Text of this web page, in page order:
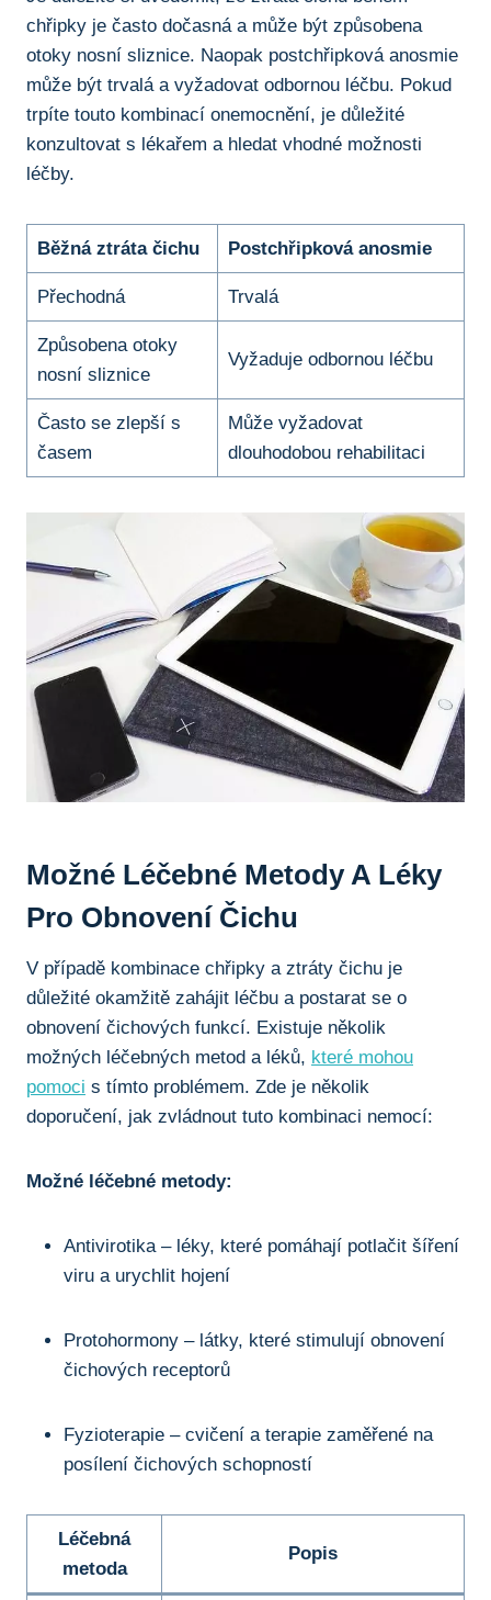
⁤chřipky je často dočasná a může být způsobena
otoky nosní ⁢sliznice. Naopak postchřipková anosmie
může být trvalá a vyžadovat odbornou​ léčbu. Pokud
trpíte touto kombinací onemocnění, je důležité​
konzultovat s lékařem a hledat vhodné možnosti
léčby.
Běžná ztráta čichu Postchřipková anosmie
Přechodná Trvalá
Způsobena otoky
nosní⁤ sliznice
Vyžaduje odbornou léčbu
Často se ⁣zlepší s‍
časem
Může vyžadovat
dlouhodobou rehabilitaci
Možné Léčebné Metody A Léky
Pro Obnovení Čichu
V případě kombinace chřipky a ztráty čichu je‌
důležité okamžitě zahájit léčbu ⁣a postarat se‍ o
obnovení čichových funkcí. Existuje několik
možných léčebných‍ metod​ a léků, které mohou
pomoci s tímto problémem. Zde je ⁤několik
doporučení, jak zvládnout tuto kombinaci nemocí:
Možné léčebné metody:
Antivirotika – léky, ‌které‌ pomáhají ⁣potlačit šíření
viru a urychlit hojení
Protohormony ⁤– látky, které stimulují ⁢obnovení
čichových receptorů
Fyzioterapie – cvičení a terapie zaměřené na‍
posílení čichových schopností
Léčebná
⁤metoda
Popis